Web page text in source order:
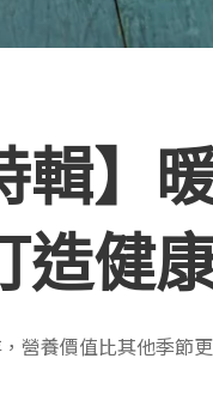
輯】
造健
營養價值比其他季節